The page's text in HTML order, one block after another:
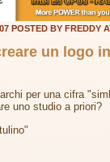
POSTED BY FREDDY
un logo
per una cifra
uno studio a priori?